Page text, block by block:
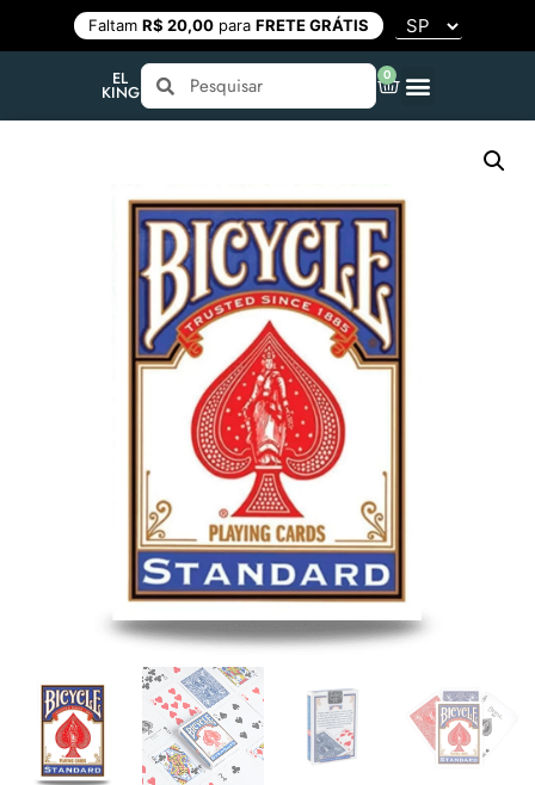
Faltam R$ 20,00para FRETE GRÁTIS
EL
KING
0